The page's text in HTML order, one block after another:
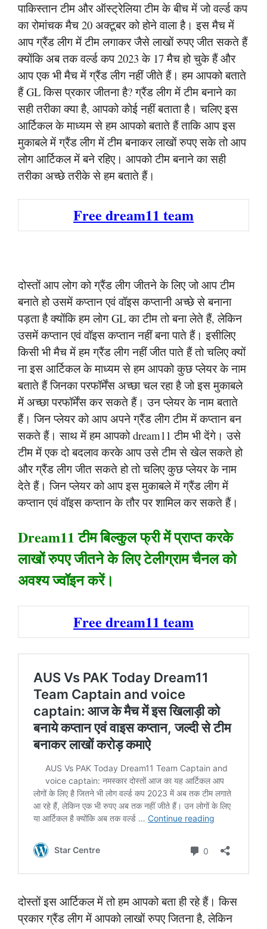
पाकिस्तान टीम और ऑस्ट्रेलिया टीम के बीच में जो वर्ल्ड कप
का रोमांचक मैच 20 अक्टूबर को होने वाला है। इस मैच में
आप ग्रैंड लीग में टीम लगाकर जैसे लाखों रुपए जीत सकते हैं
क्योंकि अब तक वर्ल्ड कप 2023 के 17 मैच हो चुके हैं और
आप एक भी मैच में ग्रैंड लीग नहीं जीते हैं। हम आपको बताते
हैं GL किस प्रकार जीतना है? ग्रैंड लीग में टीम बनाने का
सही तरीका क्या है, आपको कोई नहीं बताता है। चलिए इस
आर्टिकल के माध्यम से हम आपको बताते हैं ताकि आप इस
मुकाबले में ग्रैंड लीग में टीम बनाकर लाखों रुपए सके तो आप
लोग आर्टिकल में बने रहिए। आपको टीम बनाने का सही
तरीका अच्छे तरीके से हम बताते हैं।
Free dream11 team
दोस्तों आप लोग को ग्रैंड लीग जीतने के लिए जो आप टीम
बनाते हो उसमें कप्तान एवं वॉइस कप्तानी अच्छे से बनाना
पड़ता है क्योंकि हम लोग GL का टीम तो बना लेते हैं, लेकिन
उसमें कप्तान एवं वॉइस कप्तान नहीं बना पाते हैं। इसीलिए
किसी भी मैच में हम ग्रैंड लीग नहीं जीत पाते हैं तो चलिए क्यों
ना इस आर्टिकल के माध्यम से हम आपको कुछ प्लेयर के नाम
बताते हैं जिनका परफॉर्मेंस अच्छा चल रहा है जो इस मुकाबले
में अच्छा परफॉर्मेंस कर सकते हैं। उन प्लेयर के नाम बताते
हैं। जिन प्लेयर को आप अपने ग्रैंड लीग टीम में कप्तान बन
सकते हैं। साथ में हम आपको dream11 टीम भी देंगे। उसे
टीम में एक दो बदलाव करके आप उसे टीम से खेल सकते हो
और ग्रैंड लीग जीत सकते हो तो चलिए कुछ प्लेयर के नाम
देते हैं। जिन प्लेयर को आप इस मुकाबले में ग्रैंड लीग में
कप्तान एवं वॉइस कप्तान के तौर पर शामिल कर सकते हैं।
Dream11 टीम बिल्कुल फ्री में प्राप्त करके
लाखों रुपए जीतने के लिए टेलीग्राम चैनल को
अवश्य ज्वॉइन करें।
Free dream11 team
दोस्तों इस आर्टिकल में तो हम आपको बता ही रहे हैं। किस
प्रकार ग्रैंड लीग में आपको लाखों रुपए जितना है, लेकिन